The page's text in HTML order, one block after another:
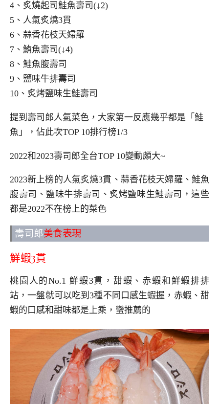
4、炙燒起司鮭魚壽司(↓2)
5、人氣炙燒3貫
6、蒜香花枝天婦羅
7、鮪魚壽司(↓4)
8、鮭魚腹壽司
9、鹽味牛排壽司
10、炙烤鹽味生鮭壽司
提到壽司郎人氣菜色，大家第一反應幾乎都是「鮭
魚」，佔此次TOP 10排行榜1/3
2022和2023壽司郎全台TOP 10變動頗大~
2023新上榜的人氣炙燒3貫、蒜香花枝天婦羅、鮭魚
腹壽司、鹽味牛排壽司、炙烤鹽味生鮭壽司，這些
都是2022不在榜上的菜色
壽司郎美食表現
鮮蝦3貫
桃園人的No.1 鮮蝦3貫，甜蝦、赤蝦和鮮蝦排排
站，一盤就可以吃到3種不同口感生蝦握，赤蝦、甜
蝦的口感和甜味都是上乘，蠻推薦的